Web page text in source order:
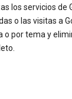
los servicios de
o las visitas a
o por tema y